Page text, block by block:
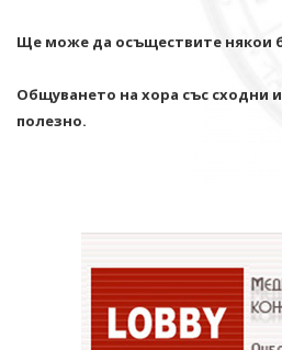
Ще може да осъществите някои
Общуването на хора със сходни
полезно.